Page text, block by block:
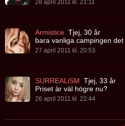
28 april 2011 kl. 21:11
Armistice Tjej, 30 år
bara vanliga campingen
27 april 2011 kl. 20:53
SURREALiSM Tjej, 33 år
Priset är väl högre nu?
26 april 2011 kl. 22:44